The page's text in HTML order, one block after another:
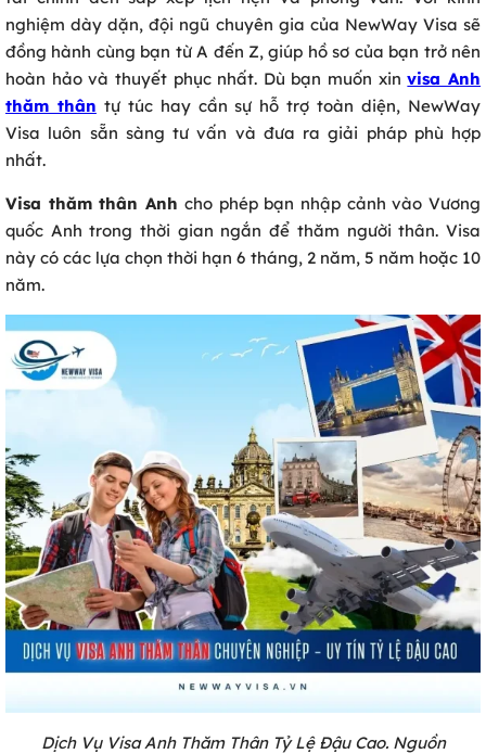
nghiệm dày dặn, đội ngũ chuyên gia của NewWay Visa sẽ
đồng hành cùng bạn từ A đến Z, giúp hồ sơ của bạn trở nên
hoàn hảo và thuyết phục nhất. Dù bạn muốn xinvisa Anh
thăm thân tự túc hay cần sự hỗ trợ toàn diện, NewWay
Visa luôn sẵn sàng tư vấn và đưa ra giải pháp phù hợp
nhất.
Visa thăm thân Anh cho phép bạn nhập cảnh vào Vương
quốc Anh trong thời gian ngắn để thăm người thân. Visa
này có các lựa chọn thời hạn 6 tháng, 2 năm, 5 năm hoặc 10
năm.
Dịch Vụ Visa Anh Thăm Thân Tỷ Lệ Đậu Cao. Nguồn